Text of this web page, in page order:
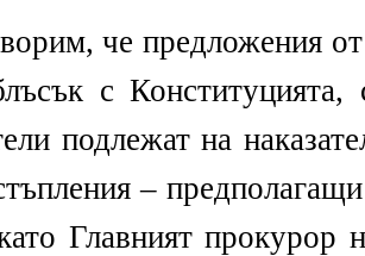
че предложения
с Конституцията,
подлежат на
–
Главният прокурор